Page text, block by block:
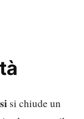
si chiude un